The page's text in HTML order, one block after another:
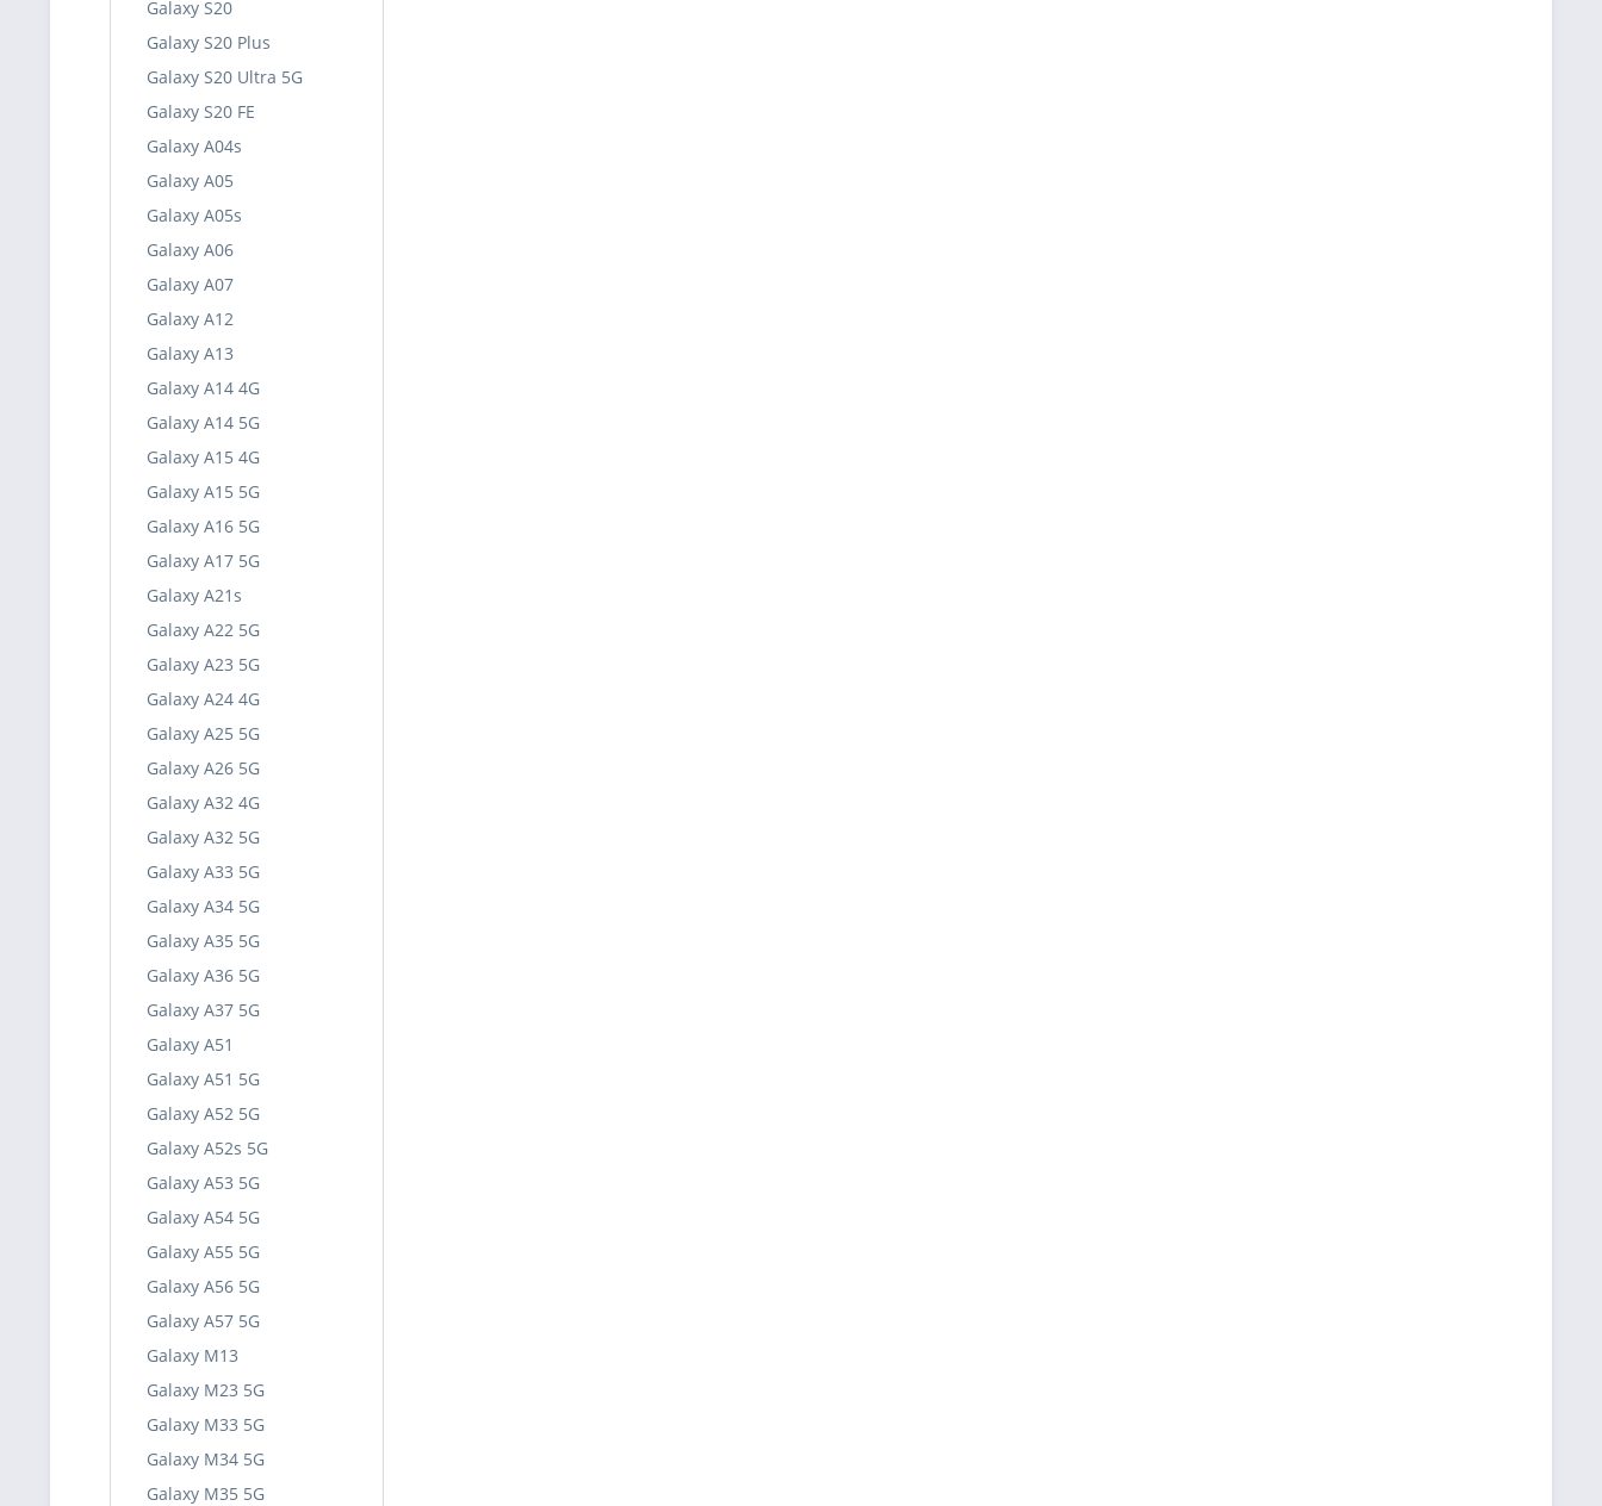
Galaxy S20
Galaxy S20 Plus
Galaxy S20 Ultra 5G
Galaxy S20 FE
Galaxy A04s
Galaxy A05
Galaxy A05s
Galaxy A06
Galaxy A07
Galaxy A12
Galaxy A13
Galaxy A14 4G
Galaxy A14 5G
Galaxy A15 4G
Galaxy A15 5G
Galaxy A16 5G
Galaxy A17 5G
Galaxy A21s
Galaxy A22 5G
Galaxy A23 5G
Galaxy A24 4G
Galaxy A25 5G
Galaxy A26 5G
Galaxy A32 4G
Galaxy A32 5G
Galaxy A33 5G
Galaxy A34 5G
Galaxy A35 5G
Galaxy A36 5G
Galaxy A37 5G
Galaxy A51
Galaxy A51 5G
Galaxy A52 5G
Galaxy A52s 5G
Galaxy A53 5G
Galaxy A54 5G
Galaxy A55 5G
Galaxy A56 5G
Galaxy A57 5G
Galaxy M13
Galaxy M23 5G
Galaxy M33 5G
Galaxy M34 5G
Galaxy M35 5G